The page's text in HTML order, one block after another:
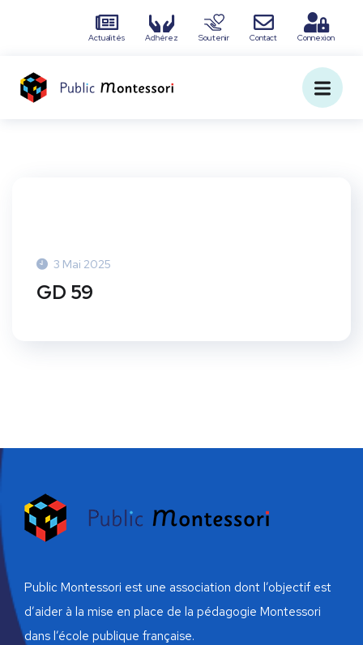
Actualités Adhérez Soutenir Contact Connexion
3 Mai 2025
GD 59
Public Montessori est une association dont l’objectif est
d’aider à la mise en place de la pédagogie Montessori
dans l’école publique française.